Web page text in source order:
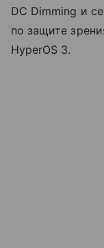
DC Dimming и
по защите
HyperOS 3.